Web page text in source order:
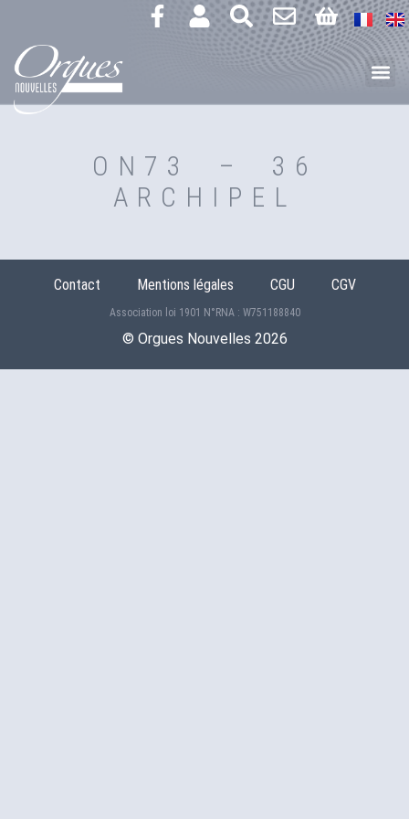
ON73 – 36
ARCHIPEL
©️ Orgues Nouvelles 2026
Association loi 1901 N°RNA : W751188840
Contact Mentions légales CGU CGV